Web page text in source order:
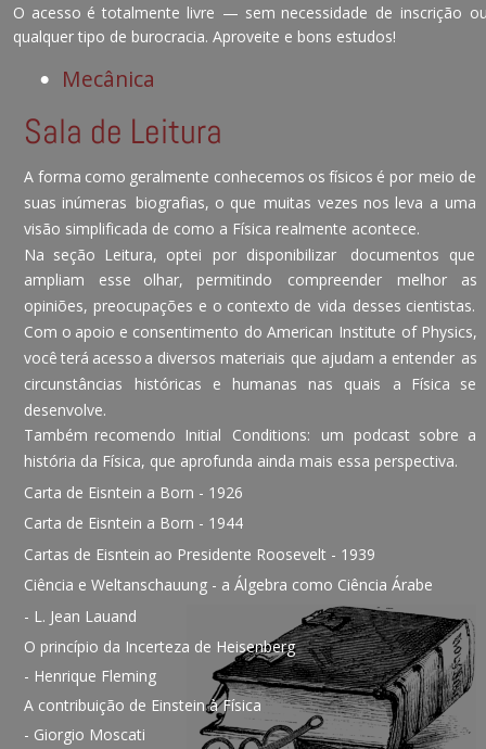
Sala de Leitura
A forma como geralmente conhecemos os físicos é por meio de
suas inúmeras biografias, o que muitas vezes nos leva a uma
visão simplificada de como a Física realmente acontece.
Na seção Leitura, optei por disponibilizar documentos que
ampliam
esse olhar, permitindo compreender melhor
as
opiniões, preocupações e o contexto de vida desses cientistas.
Com o apoio e consentimento do American Institute of Physics,
você terá acesso a diversos materiais que ajudam a entender as
circunstâncias
históricas e humanas nas quais a Física se
desenvolve.
Também recomendo Initial Conditions: um podcast sobre a
história da Física, que aprofunda ainda mais essa perspectiva.
Carta de Eisntein a Born - 1926
Carta de Eisntein a Born - 1944
Cartas de Eisntein ao Presidente Roosevelt - 1939
Ciência e Weltanschauung - a Álgebra como Ciência Árabe
- L. Jean Lauand
O princípio da Incerteza de Heisenberg
- Henrique Fleming
A contribuição de Einstein à Física
- Giorgio Moscati
• Mecânica
O acesso é totalmente livre — sem necessidade de inscrição
qualquer tipo de burocracia. Aproveite e bons estudos!